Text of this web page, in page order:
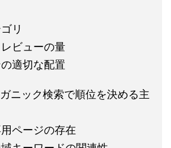
リ
ビューの量
適切な配置
ニック検索で順位を決める主
ページの存在